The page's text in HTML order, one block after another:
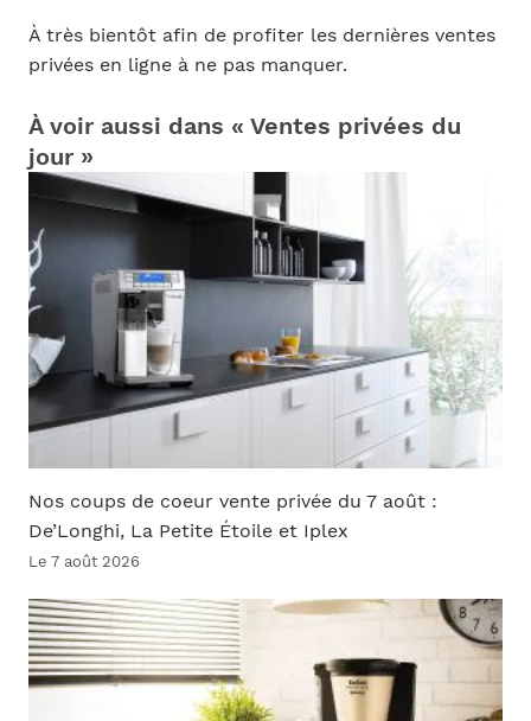
À très bientôt afin de profiter les dernières ventes
privées en ligne à ne pas manquer.
À voir aussi dans « Ventes privées du
jour »
Nos coups de coeur vente privée du 7 août :
De’Longhi, La Petite Étoile et Iplex
Le 7 août 2026